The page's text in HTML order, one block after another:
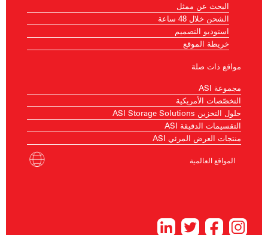
البحث عن ممثل
الشحن خلال 48 ساعة
استوديو التصميم
خريطة الموقع
مواقع ذات صلة
مجموعة ASI
التخصّصات الأمريكية
حلول التخزين ASI Storage Solutions
التقسيمات الدقيقة ASI
منتجات العرض المرئي ASI
المواقع العالمية